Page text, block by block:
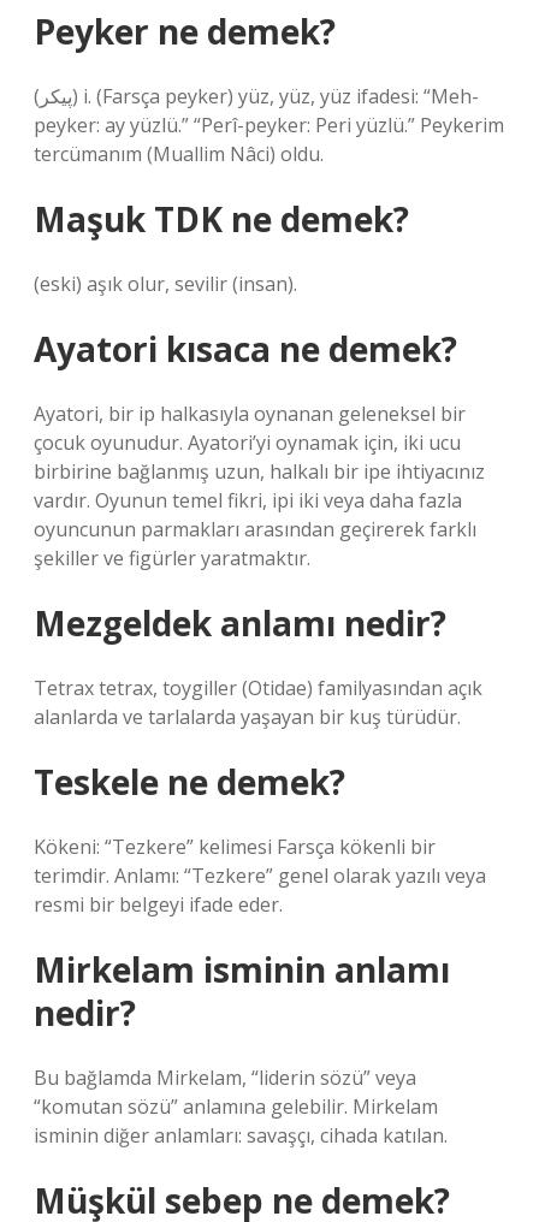
Peyker ne demek?
(ﭘﻴﻜﺮ) i. (Farsça peyker) yüz, yüz, yüz ifadesi: “Meh-
peyker: ay yüzlü.” “Perî-peyker: Peri yüzlü.” Peykerim
tercümanım (Muallim Nâci) oldu.
Maşuk TDK ne demek?
(eski) aşık olur, sevilir (insan).
Ayatori kısaca ne demek?
Ayatori, bir ip halkasıyla oynanan geleneksel bir
çocuk oyunudur. Ayatori’yi oynamak için, iki ucu
birbirine bağlanmış uzun, halkalı bir ipe ihtiyacınız
vardır. Oyunun temel fikri, ipi iki veya daha fazla
oyuncunun parmakları arasından geçirerek farklı
şekiller ve figürler yaratmaktır.
Mezgeldek anlamı nedir?
Tetrax tetrax, toygiller (Otidae) familyasından açık
alanlarda ve tarlalarda yaşayan bir kuş türüdür.
Teskele ne demek?
Kökeni: “Tezkere” kelimesi Farsça kökenli bir
terimdir. Anlamı: “Tezkere” genel olarak yazılı veya
resmi bir belgeyi ifade eder.
Mirkelam isminin anlamı
nedir?
Bu bağlamda Mirkelam, “liderin sözü” veya
“komutan sözü” anlamına gelebilir. Mirkelam
isminin diğer anlamları: savaşçı, cihada katılan.
Müşkül sebep ne demek?